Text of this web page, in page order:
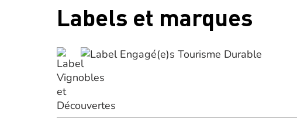
Labels et marques